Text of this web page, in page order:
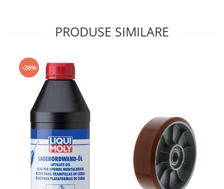
PRODUSE SIMILARE
-26%